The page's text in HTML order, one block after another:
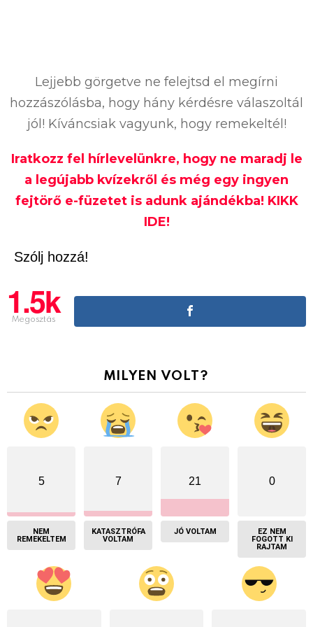
Lejjebb görgetve ne felejtsd el megírni
hozzászólásba, hogy hány kérdésre válaszoltál
jól! Kíváncsiak vagyunk, hogy remekeltél!
Iratkozz fel hírlevelünkre, hogy ne maradj le
a legújabb kvízekről és még egy ingyen
fejtörő e-füzetet is adunk ajándékba! KIKK
IDE!
Szólj hozzá!
1.5k
Megosztás
MILYEN VOLT?
5
NEM
REMEKELTEM
7
KATASZTRÓFA
VOLTAM
21
JÓ VOLTAM
0
EZ NEM
FOGOTT KI
RAJTAM